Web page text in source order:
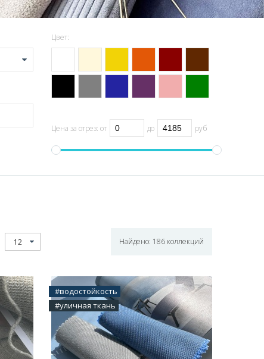
Цвет:
Цена за отрез: от до руб
12 Найдено: 186 коллекций
#водостойкость
#уличная ткань